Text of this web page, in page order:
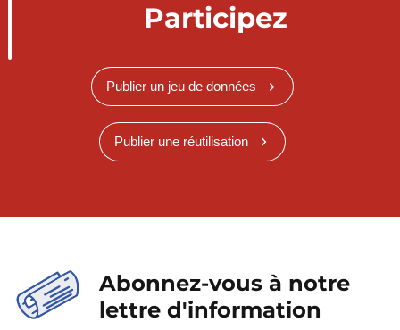
Participez
Publier un jeu de données
Publier une réutilisation
Abonnez-vous à notre
lettre d'information